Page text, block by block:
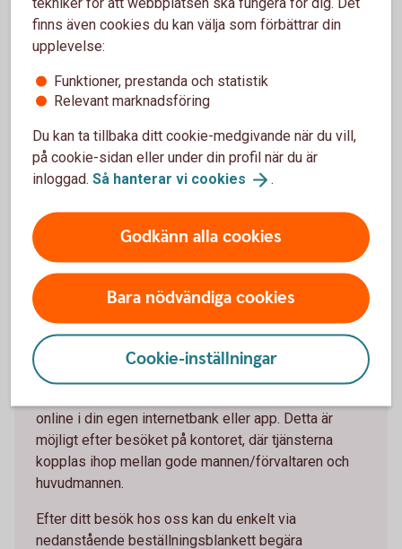
papper/behörighetshandlingar:
- Registerutdrag om godmanskap från en
överförmyndare
- Dom (beslut) från tingsrätten
Dokumenten kan vara kopior.
Frågor kring ansökningsprocessen?
Om du har frågor rörande ansökningsprocessen -
vänligen kontakta överförmyndaren i huvudmannens
Göra ärenden åt huvudmannen
I första hand rekommenderar vi dig som är god man
online i din egen internetbank eller app. Detta är
möjligt efter besöket på kontoret, där tjänsterna
kopplas ihop mellan gode mannen/förvaltaren och
huvudmannen.
Efter ditt besök hos oss kan du enkelt via
nedanstående beställningsblankett begära
finns även cookies du kan välja som förbättrar din
upplevelse:
Funktioner, prestanda och statistik
Relevant marknadsföring
Du kan ta tillbaka ditt cookie-medgivande när du vill,
på cookie-sidan eller under din profil när du är
inloggad. Så hanterar vi cookies .
Godkänn alla cookies
Bara nödvändiga cookies
Cookie-inställningar